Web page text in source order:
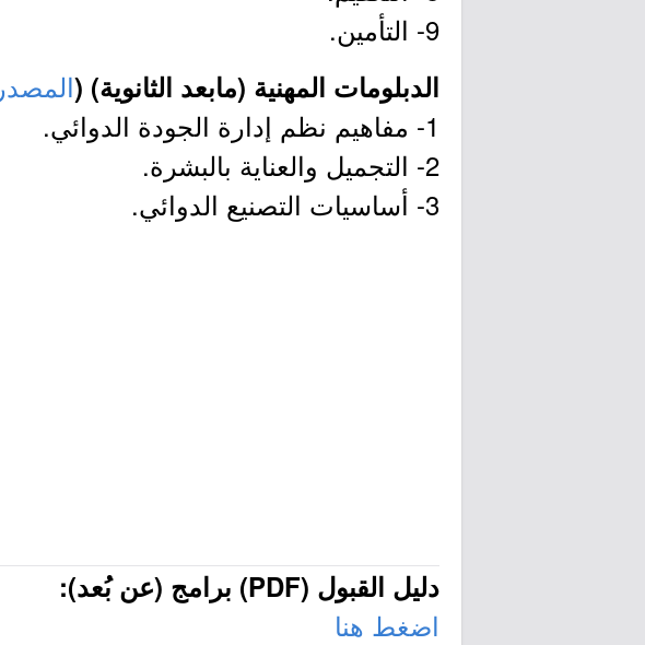
9- التأمين.
الدبلومات المهنية (مابعد الثانوية) (المصدر
1- مفاهيم نظم إدارة الجودة الدوائي.
2- التجميل والعناية بالبشرة.
3- أساسيات التصنيع الدوائي.
دليل القبول (PDF) برامج (عن بُعد):
اضغط هنا